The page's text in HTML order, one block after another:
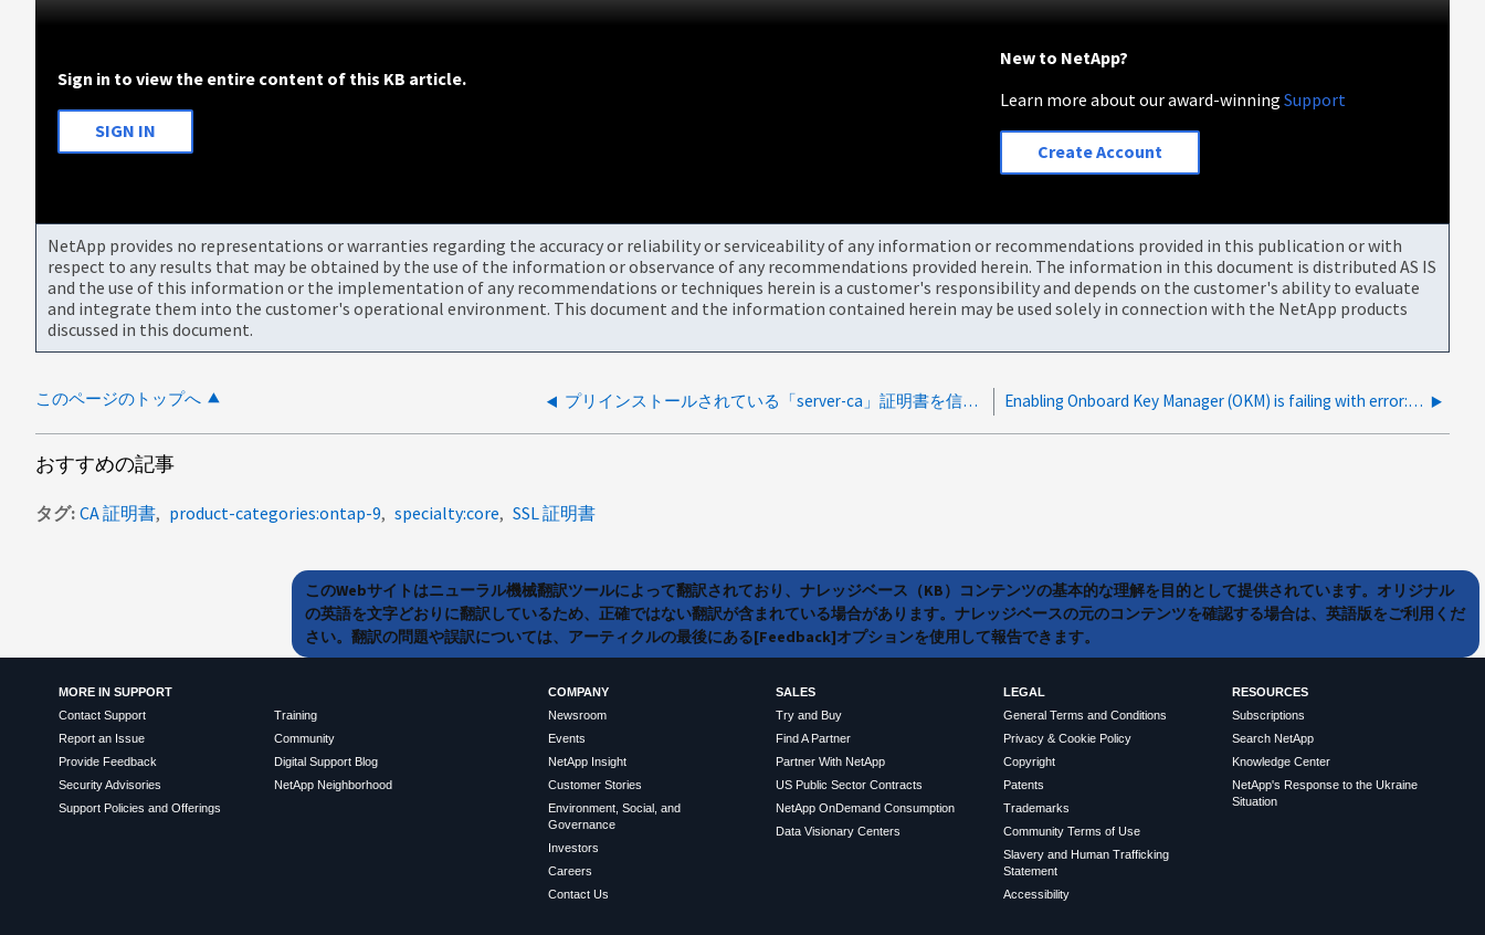
Sign in to view the entire content of this KB article.
SIGN IN
New to NetApp?
Learn more about our award-winningSupport
Create Account
NetApp provides no representations or warranties regarding the accuracy or reliability or serviceability of any information or recommendations provided in this publication or with
respect to any results that may be obtained by the use of the information or observance of any recommendations provided herein. The information in this document is distributed AS IS
and the use of this information or the implementation of any recommendations or techniques herein is a customer's responsibility and depends on the customer's ability to evaluate
and integrate them into the customer's operational environment. This document and the information contained herein may be used solely in connection with the NetApp products
discussed in this document.
このページのトップへ プリインストールされている「server-ca」証明書を信頼ストアから削除できません Enabling Onboard Key Manager (OKM) is failing with error: "Error: command failed: Multitenant key management requires an effective cluster version of 9.6.0 or later."
おすすめの記事
タグ CA 証明書 product-categories:ontap-9 specialty:core SSL 証明書
このWebサイトはニューラル機械翻訳ツールによって翻訳されており、ナレッジベース（KB）コンテンツの基本的な理解を目的として提供されています。オリジナル
の英語を文字どおりに翻訳しているため、正確ではない翻訳が含まれている場合があります。ナレッジベースの元のコンテンツを確認する場合は、英語版をご利用くだ
さい。翻訳の問題や誤訳については、アーティクルの最後にある[Feedback]オプションを使用して報告できます。
MORE IN SUPPORT
Contact Support
Report an Issue
Provide Feedback
Security Advisories
Support Policies and Offerings
Training
Community
Digital Support Blog
NetApp Neighborhood
COMPANY
Newsroom
Events
NetApp Insight
Customer Stories
Environment, Social, and
Governance
Investors
Careers
Contact Us
SALES
Try and Buy
Find A Partner
Partner With NetApp
US Public Sector Contracts
NetApp OnDemand Consumption
Data Visionary Centers
LEGAL
General Terms and Conditions
Privacy & Cookie Policy
Copyright
Patents
Trademarks
Community Terms of Use
Slavery and Human Trafficking
Statement
Accessibility
RESOURCES
Subscriptions
Search NetApp
Knowledge Center
NetApp's Response to the Ukraine
Situation